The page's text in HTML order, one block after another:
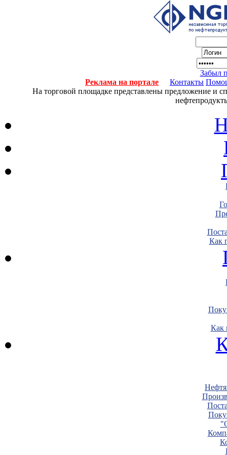
Забыл
Реклама на портале
Контакты
На торговой площадке представлены предложение и
Как
Как